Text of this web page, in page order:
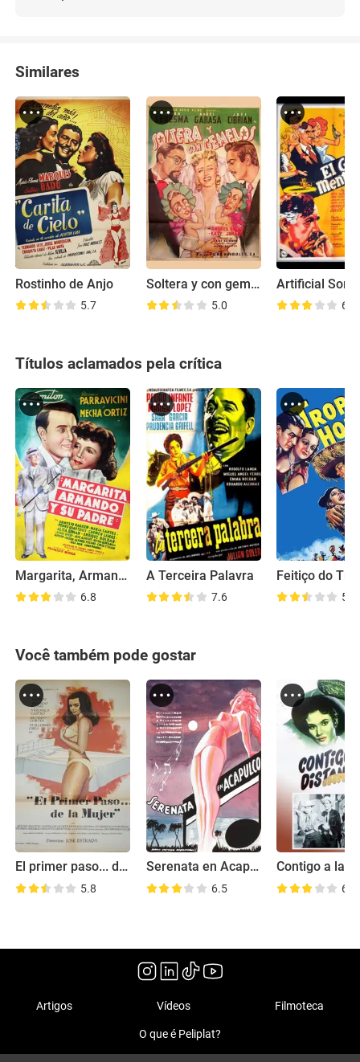
Similares
Rostinho de Anjo
5.7
Soltera y con gemelos
5.0
Artificial Sons
6.7
Títulos aclamados pela crítica
Margarita, Armando y su padre
6.8
A Terceira Palavra
7.6
Feitiço do
5.3
Você também pode gostar
El primer paso... de la mujer
5.8
Serenata en Acapulco
6.5 6.8
Artigos Vídeos Filmoteca
O que é Peliplat?